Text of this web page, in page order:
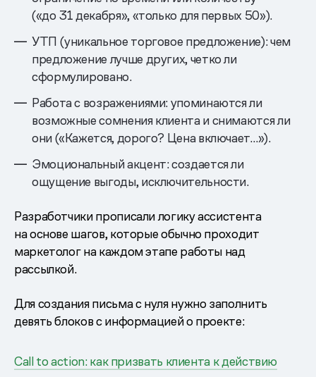
(«до 31 декабря», «только для первых 50»).
УТП (уникальное торговое предложение): чем
предложение лучше других, четко ли
сформулировано.
Работа с возражениями: упоминаются ли
возможные сомнения клиента и снимаются ли
они («Кажется, дорого? Цена включает…»).
Эмоциональный акцент: создается ли
ощущение выгоды, исключительности.
Разработчики прописали логику ассистента
на основе шагов, которые обычно проходит
маркетолог на каждом этапе работы над
рассылкой.
Для создания письма с нуля нужно заполнить
девять блоков с информацией о проекте:
Call to action: как призвать клиента к действию